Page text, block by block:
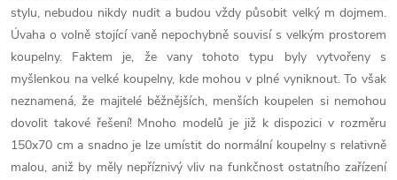
stylu, nebudou nikdy nudit a budou vždy působit velký m dojmem.
Úvaha o volně stojící vaně nepochybně souvisí s velkým prostorem
koupelny. Faktem je, že vany tohoto typu byly vytvořeny s
myšlenkou na velké koupelny, kde mohou v plné vyniknout. To však
neznamená, že majitelé běžnějších, menších koupelen si nemohou
dovolit takové řešení! Mnoho modelů je již k dispozici v rozměru
150x70 cm a snadno je lze umístit do normální koupelny s relativně
malou, aniž by měly nepříznivý vliv na funkčnost ostatního zařízení